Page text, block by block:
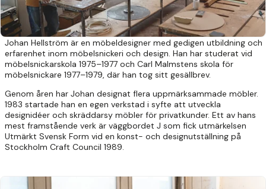
Johan Hellström är en möbeldesigner med gedigen utbildning och
erfarenhet inom möbelsnickeri och design. Han har studerat vid
möbelsnickarskola 1975–1977 och Carl Malmstens skola för
möbelsnickare 1977–1979, där han tog sitt gesällbrev.
Genom åren har Johan designat flera uppmärksammade möbler.
1983 startade han en egen verkstad i syfte att utveckla
designidéer och skräddarsy möbler för privatkunder. Ett av hans
mest framstående verk är väggbordet J som fick utmärkelsen
Utmärkt Svensk Form vid en konst- och designutställning på
Stockholm Craft Council 1989.